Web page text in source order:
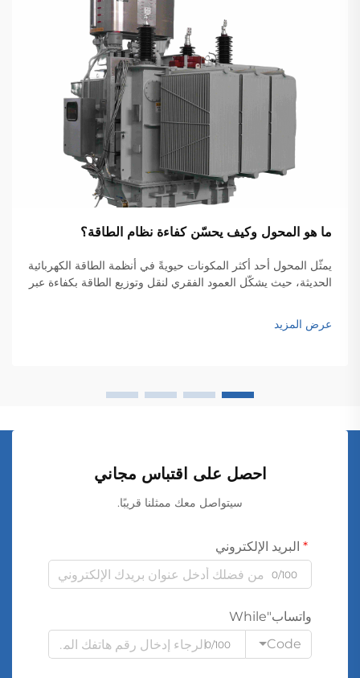
ما هو المحول وكيف يحسّن كفاءة نظام الطاقة؟
يمثّل المحول أحد أكثر المكونات حيويةً في أنظمة الطاقة الكهربائية
الحديثة، حيث يشكّل العمود الفقري لنقل وتوزيع الطاقة بكفاءة عبر
السلس للجهد الكهربائي بين المستويات المختلفة...
عرض المزيد
احصل على اقتباس مجاني
سيتواصل معك ممثلنا قريبًا.
البريد الإلكتروني
0/100
واتساب"While
Code
0/100